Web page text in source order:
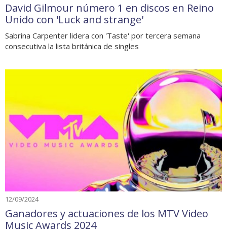
David Gilmour número 1 en discos en Reino
Unido con 'Luck and strange'
Sabrina Carpenter lidera con 'Taste' por tercera semana
consecutiva la lista británica de singles
12/09/2024
Ganadores y actuaciones de los MTV Video
Music Awards 2024